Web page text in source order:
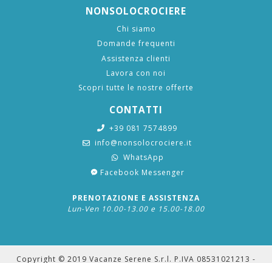
NONSOLOCROCIERE
Chi siamo
Domande frequenti
Assistenza clienti
Lavora con noi
Scopri tutte le nostre offerte
CONTATTI
+39 081 7574899
info@nonsolocrociere.it
WhatsApp
Facebook Messenger
PRENOTAZIONE E ASSISTENZA
Lun-Ven 10.00-13.00 e 15.00-18.00
Copyright © 2019 Vacanze Serene S.r.l. P.IVA 08531021213 -